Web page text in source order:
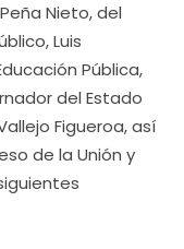
Nieto, del
Luis
Pública,
del Estado
Figueroa, así
de la Unión y